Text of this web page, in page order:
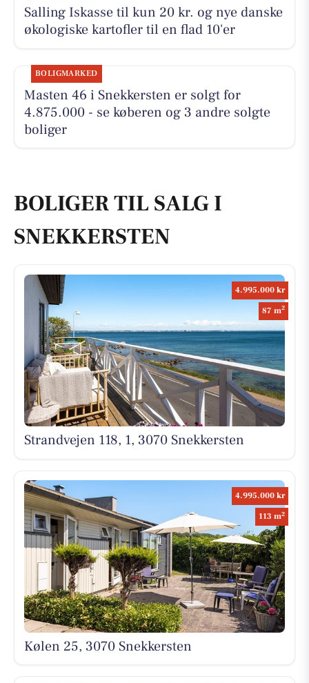
Salling Iskasse til kun 20 kr. og nye danske
økologiske kartofler til en flad 10'er
BOLIGMARKED
Masten 46 i Snekkersten er solgt for
4.875.000 - se køberen og 3 andre solgte
boliger
BOLIGER TIL SALG I
SNEKKERSTEN
4.995.000 kr
87 m2
Strandvejen 118, 1, 3070 Snekkersten
4.995.000 kr
113 m2
Kølen 25, 3070 Snekkersten